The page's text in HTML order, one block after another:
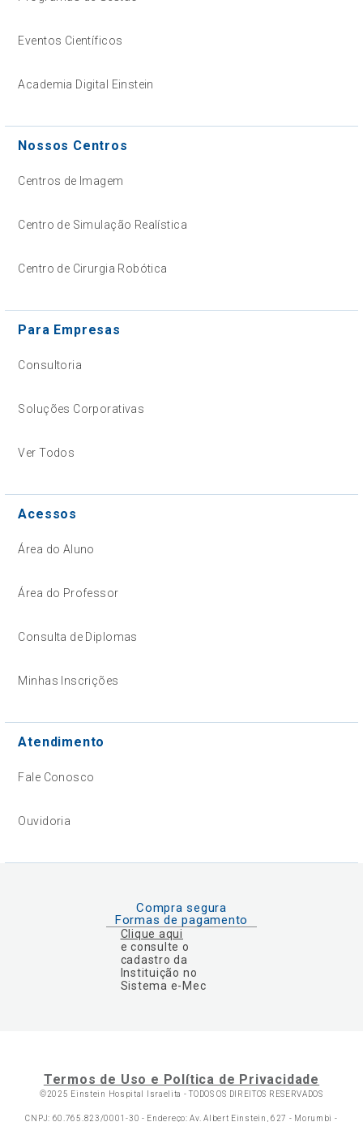
Eventos Científicos
Academia Digital Einstein
Nossos Centros
Centros de Imagem
Centro de Simulação Realística
Centro de Cirurgia Robótica
Para Empresas
Consultoria
Soluções Corporativas
Ver Todos
Acessos
Área do Aluno
Área do Professor
Consulta de Diplomas
Minhas Inscrições
Atendimento
Fale Conosco
Ouvidoria
Compra segura
Formas de pagamento
Clique aqui
e consulte o
cadastro da
Instituição no
Sistema e-Mec
Termos de Uso e Política de Privacidade
©2025 Einstein Hospital Israelita -TODOS OS DIREITOS RESERVADOS
CNPJ: 60.765.823/0001-30 - Endereço: Av. Albert Einstein, 627 - Morumbi -